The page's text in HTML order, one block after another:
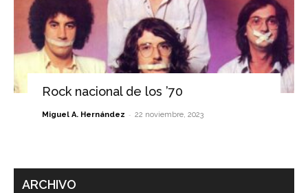
Rock nacional de los ’70
Miguel A. Hernández - 22 noviembre, 2023
ARCHIVO